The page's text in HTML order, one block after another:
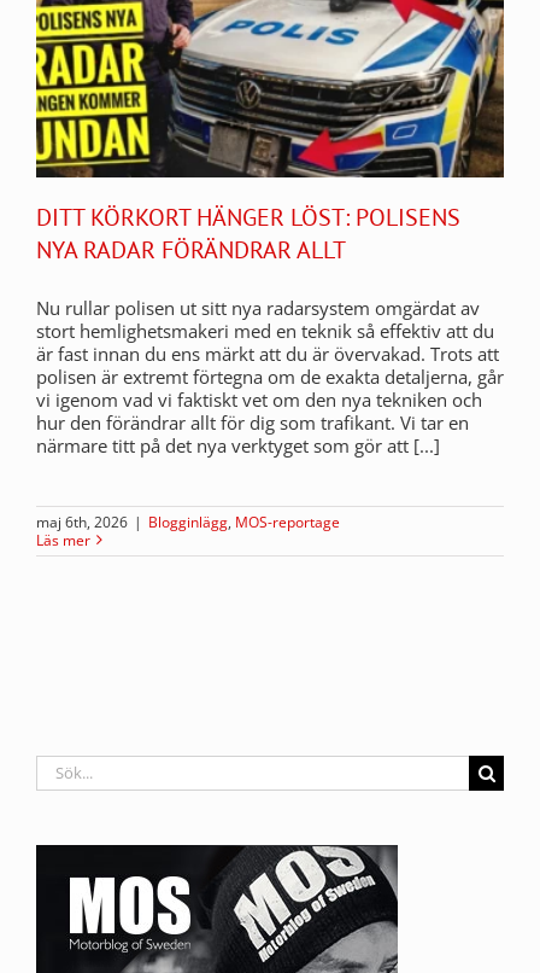
DITT KÖRKORT HÄNGER LÖST: POLISENS
NYA RADAR FÖRÄNDRAR ALLT
Nu rullar polisen ut sitt nya radarsystem omgärdat av
stort hemlighetsmakeri med en teknik så effektiv att du
är fast innan du ens märkt att du är övervakad. Trots att
polisen är extremt förtegna om de exakta detaljerna, går
vi igenom vad vi faktiskt vet om den nya tekniken och
hur den förändrar allt för dig som trafikant. Vi tar en
närmare titt på det nya verktyget som gör att [...]
maj 6th, 2026 | Blogginlägg, MOS-reportage
Läs mer
Sök
efter: